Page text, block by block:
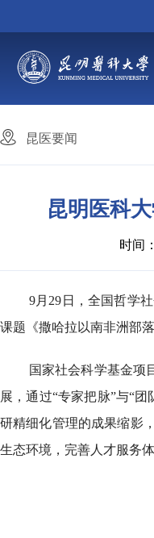
昆医要闻
昆明医科
时间
9月29日，全国哲学
课题《撒哈拉以南非洲部
国家社会科学基金项
展，通过“专家把脉”与“
研精细化管理的成果缩影
生态环境，完善人才服务